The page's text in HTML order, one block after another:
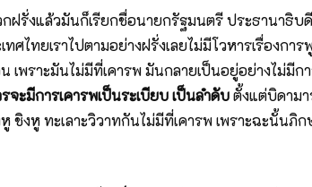
ฝรั่งแล้วมันก็เรียกชื่อนายกรัฐมนตรี ประธานาธิบ
ไทยเราไปตามอย่างฝรั่งเลยไม่มีโวหารเรื่องก
พราะมันไม่มีที่เคารพ มันกลายเป็นอยู่อย่างไม่มีก
ะมีการเคารพเป็นระเบียบ เป็นลำดับตั้งแต่บิดาม
ชิงหู ทะเลาะวิวาทกันไม่มีที่เคารพ เพราะฉะนั้น